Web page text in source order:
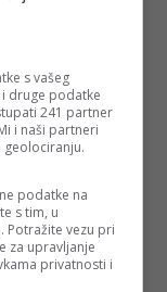
s vašeg
druge podatke
241 partner
i naši partneri
podatke na
s tim, u
Potražite vezu pri
za upravljanje
privatnosti i